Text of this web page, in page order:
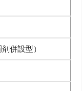
併設型）